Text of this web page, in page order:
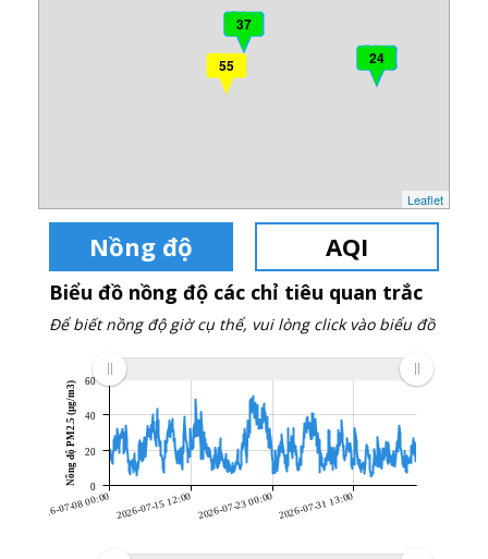
37
55 24
Leaflet
Nồng độ AQI
Biểu đồ nồng độ các chỉ tiêu quan trắc
Để biết nồng độ giờ cụ thể, vui lòng click vào biểu đồ
2026-07-08 00:00 2026-07-15 12:00 2026-07-23 00:00 2026-07-31 13:00
0
20
40
60
Nồng độ PM2.5 (µg/m3)